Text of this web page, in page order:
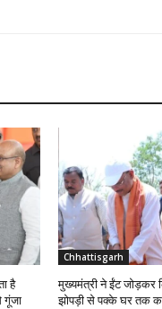
है
गूंजा
Chhattisgarh
मुख्यमंत्री ने ईंट जोड़कर
झोपड़ी से पक्के घर तक का